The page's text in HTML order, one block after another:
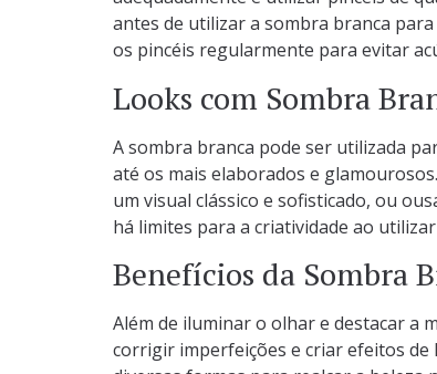
antes de utilizar a sombra branca
os pincéis regularmente para evitar
Looks com Sombra
A sombra branca pode ser utilizada
até os mais elaborados e
um visual clássico e sofisticado, ou
há limites para a criatividade ao
Benefícios da Sombra
Além de iluminar o olhar e destacar a
corrigir imperfeições e criar efeitos de